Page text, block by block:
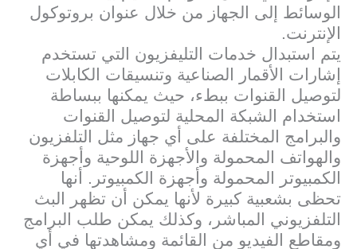
الوسائط إلى الجهاز من خلال عنوان بروتوكول
الإنترنت.
يتم استبدال خدمات التليفزيون التي تستخدم
إشارات الأقمار الصناعية وتنسيقات الكابلات
لتوصيل القنوات ببطء، حيث يمكنها ببساطة
استخدام الشبكة المحلية لتوصيل القنوات
والبرامج المختلفة على أي جهاز مثل التلفزيون
والهواتف المحمولة والأجهزة اللوحية وأجهزة
الكمبيوتر المحمولة وأجهزة الكمبيوتر. أنها
تحظى بشعبية كبيرة لأنها يمكن أن تظهر البث
التلفزيوني المباشر، وكذلك يمكن طلب البرامج
ومقاطع الفيديو من القائمة ومشاهدتها في أي